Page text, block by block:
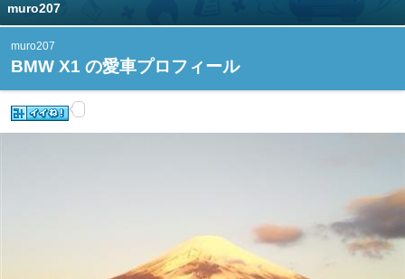
muro207
muro207
BMW X1 の愛車プロフィール